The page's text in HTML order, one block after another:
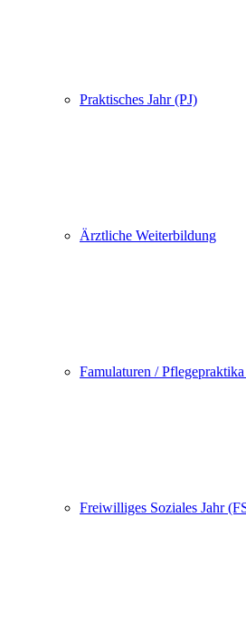
Praktisches Jahr (PJ)
Ärztliche Weiterbildung
Famulaturen /
Freiwilliges Soziales Jahr